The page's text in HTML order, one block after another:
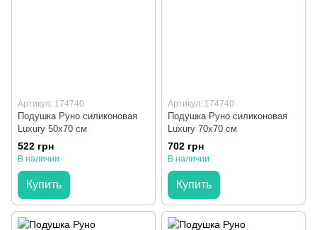
Артикул: 174740
Подушка Руно силиконовая
Luxury 50x70 см
522 грн
В наличии
Купить
Артикул: 174740
Подушка Руно силиконовая
Luxury 70x70 см
702 грн
В наличии
Купить